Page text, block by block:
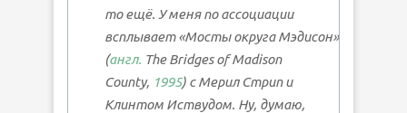
то ещё. У меня по ассоциации
всплывает «Мосты округа Мэдисон»
(англ. The Bridges of Madison
County, 1995) с Мерил Стрип и
Клинтом Иствудом. Ну, думаю,